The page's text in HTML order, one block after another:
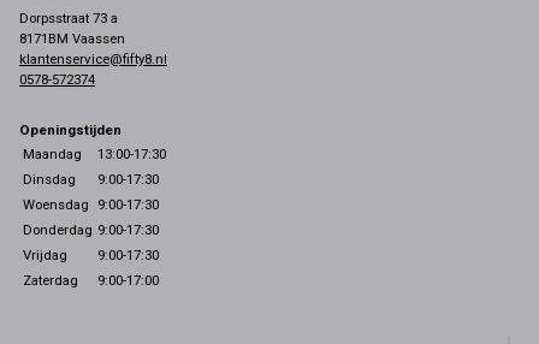
Dorpsstraat 73 a
8171BM Vaassen
klantenservice@fifty8.nl
0578-572374
Openingstijden
Maandag
13:00-17:30
Dinsdag
9:00-17:30
Woensdag
9:00-17:30
Donderdag 9:00-17:30
Vrijdag
9:00-17:30
Zaterdag
9:00-17:00